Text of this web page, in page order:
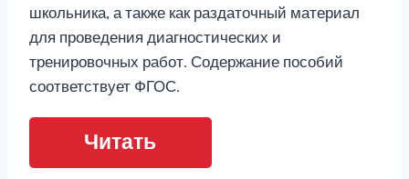
школьника, а также как раздаточный материал
для проведения диагностических и
тренировочных работ. Содержание пособий
соответствует ФГОС.
Читать